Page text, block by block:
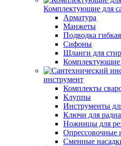
Комплектующие для
Арматура
Манжеты
Подводка
Сифоны
Шланги для
Комплектующие
инструмент
Комплекты
Клуппы
Инструменты
Ключи для
Ножницы для
Опрессовочные
Сменные